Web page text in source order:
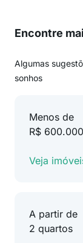
Encontre
Algumas
sonhos
Menos de
R$ 600.000
Veja
A partir de
2 quartos